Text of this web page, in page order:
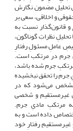
تحلیلِ مضمون نگارش
و اخلاقی، سعی بر
قانون‌گذار نسبت به
نظراتِ گوناگون،
عاملِ مسئولِ رفتارِ
جرم در مرتکب است.
جرم شده باشد،
را تحقق نبخشیده
از این عملکردِ قانون‌گذار در مادهٔ ۵۲۶ مشخص می‌شود که در
غیرمستقیم و شخصی
مرتکبِ مادیِ جرم.
داده است و به
رفتارِ خود